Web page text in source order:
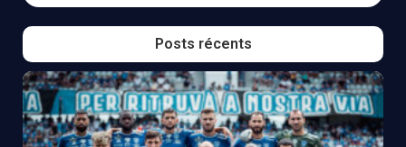
Posts récents